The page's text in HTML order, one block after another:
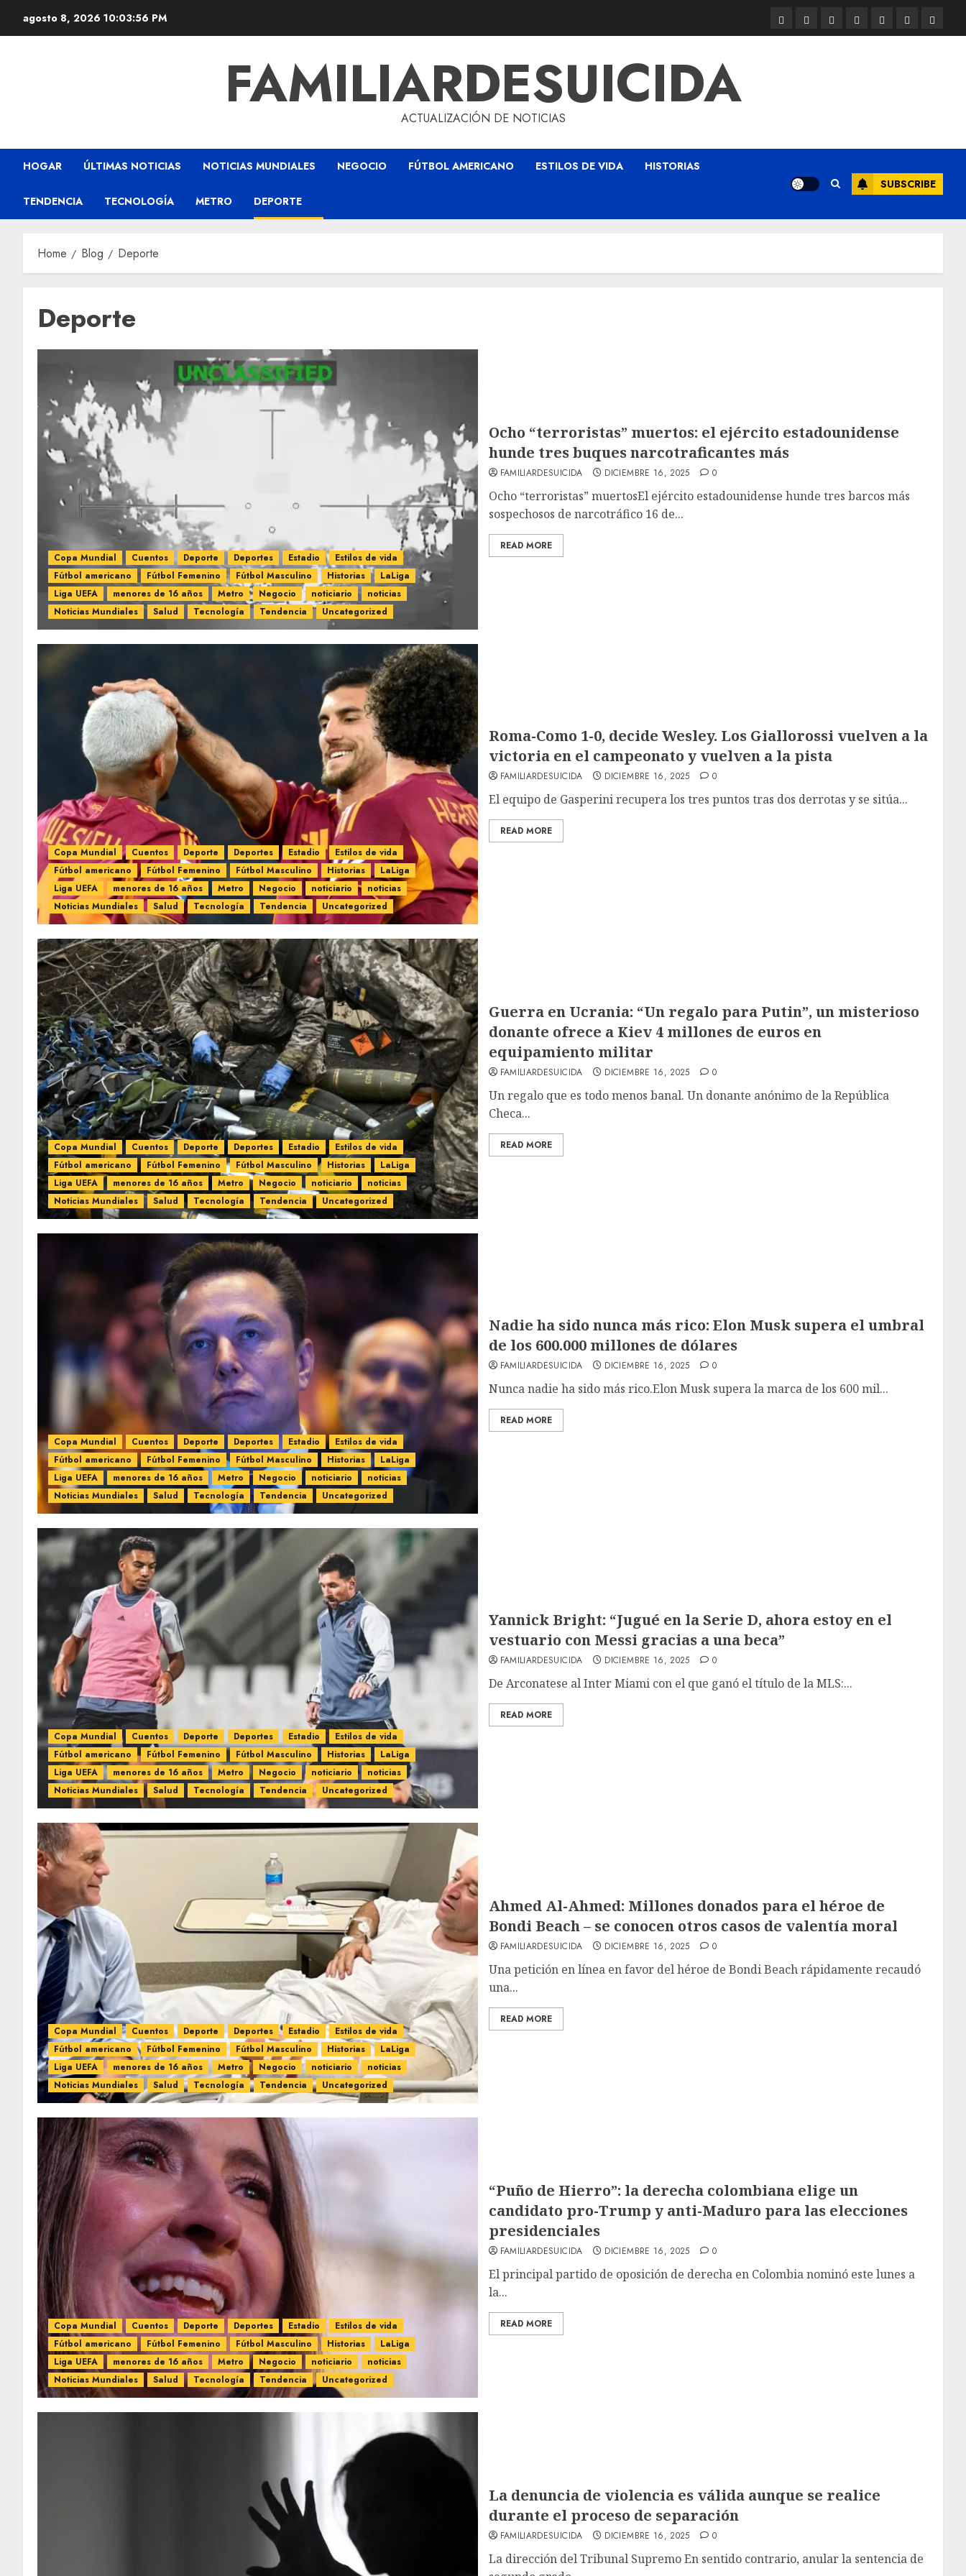
agosto 8, 2026 10:03:58 PM
FAMILIARDESUICIDA
ACTUALIZACIÓN DE NOTICIAS
HOGAR ÚLTIMAS NOTICIAS NOTICIAS MUNDIALES NEGOCIO FÚTBOL AMERICANO ESTILOS DE VIDA HISTORIAS
TENDENCIA TECNOLOGÍA METRO DEPORTE
SUBSCRIBE
Home Blog Deporte
Deporte
Copa Mundial Cuentos Deporte Deportes Estadio
Estilos de vida
Fútbol americano
Fútbol Femenino Fútbol Masculino Historias
LaLiga
Liga UEFA
menores de 16 años Metro Negocio noticiario
noticias
Noticias Mundiales
Salud Tecnología Tendencia Uncategorized
Ocho “terroristas” muertos: el ejército estadounidense
hunde tres buques narcotraficantes más
FAMILIARDESUICIDA DICIEMBRE 16, 2025 0
Ocho “terroristas” muertosEl ejército estadounidense hunde tres barcos más
sospechosos de narcotráfico 16 de...
READ MORE
Copa Mundial Cuentos Deporte Deportes Estadio
Estilos de vida
Fútbol americano
Fútbol Femenino Fútbol Masculino Historias
LaLiga
Liga UEFA
menores de 16 años Metro Negocio noticiario
noticias
Noticias Mundiales
Salud Tecnología Tendencia Uncategorized
Roma-Como 1-0, decide Wesley. Los Giallorossi vuelven a la
victoria en el campeonato y vuelven a la pista
FAMILIARDESUICIDA DICIEMBRE 16, 2025 0
El equipo de Gasperini recupera los tres puntos tras dos derrotas y se sitúa...
READ MORE
Copa Mundial Cuentos Deporte Deportes Estadio
Estilos de vida
Fútbol americano
Fútbol Femenino Fútbol Masculino Historias
LaLiga
Liga UEFA
menores de 16 años Metro Negocio noticiario
noticias
Noticias Mundiales
Salud Tecnología Tendencia Uncategorized
Guerra en Ucrania: “Un regalo para Putin”, un misterioso
donante ofrece a Kiev 4 millones de euros en
equipamiento militar
FAMILIARDESUICIDA DICIEMBRE 16, 2025 0
Un regalo que es todo menos banal. Un donante anónimo de la República
Checa...
READ MORE
Copa Mundial Cuentos Deporte Deportes Estadio
Estilos de vida
Fútbol americano
Fútbol Femenino Fútbol Masculino Historias
LaLiga
Liga UEFA
menores de 16 años Metro Negocio noticiario
noticias
Noticias Mundiales
Salud Tecnología Tendencia Uncategorized
Nadie ha sido nunca más rico: Elon Musk supera el umbral
de los 600.000 millones de dólares
FAMILIARDESUICIDA DICIEMBRE 16, 2025 0
Nunca nadie ha sido más rico.Elon Musk supera la marca de los 600 mil...
READ MORE
Copa Mundial Cuentos Deporte Deportes Estadio
Estilos de vida
Fútbol americano
Fútbol Femenino Fútbol Masculino Historias
LaLiga
Liga UEFA
menores de 16 años Metro Negocio noticiario
noticias
Noticias Mundiales
Salud Tecnología Tendencia Uncategorized
Yannick Bright: “Jugué en la Serie D, ahora estoy en el
vestuario con Messi gracias a una beca”
FAMILIARDESUICIDA DICIEMBRE 16, 2025 0
De Arconatese al Inter Miami con el que ganó el título de la MLS:...
READ MORE
Copa Mundial Cuentos Deporte Deportes Estadio
Estilos de vida
Fútbol americano
Fútbol Femenino Fútbol Masculino Historias
LaLiga
Liga UEFA
menores de 16 años Metro Negocio noticiario
noticias
Noticias Mundiales
Salud Tecnología Tendencia Uncategorized
Ahmed Al-Ahmed: Millones donados para el héroe de
Bondi Beach – se conocen otros casos de valentía moral
FAMILIARDESUICIDA DICIEMBRE 16, 2025 0
Una petición en línea en favor del héroe de Bondi Beach rápidamente recaudó
una...
READ MORE
Copa Mundial Cuentos Deporte Deportes Estadio
Estilos de vida
Fútbol americano
Fútbol Femenino Fútbol Masculino Historias
LaLiga
Liga UEFA
menores de 16 años Metro Negocio noticiario
noticias
Noticias Mundiales
Salud Tecnología Tendencia Uncategorized
“Puño de Hierro”: la derecha colombiana elige un
candidato pro-Trump y anti-Maduro para las elecciones
presidenciales
FAMILIARDESUICIDA DICIEMBRE 16, 2025 0
El principal partido de oposición de derecha en Colombia nominó este lunes a
la...
READ MORE
La denuncia de violencia es válida aunque se realice
durante el proceso de separación
FAMILIARDESUICIDA DICIEMBRE 16, 2025 0
La dirección del Tribunal Supremo En sentido contrario, anular la sentencia de